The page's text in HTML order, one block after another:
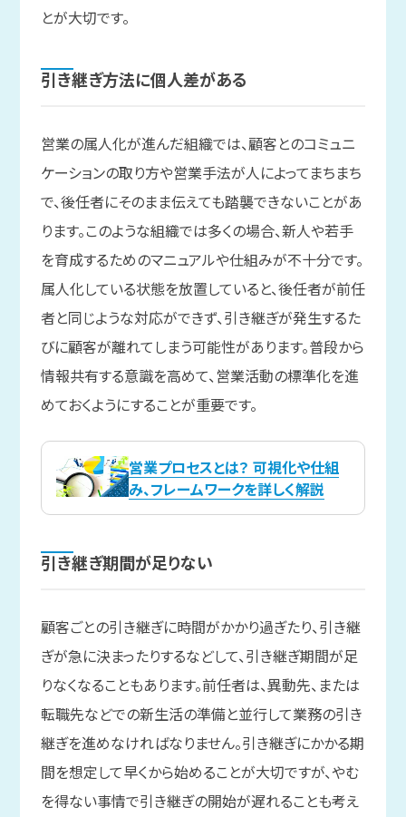
とが大切です。
引き継ぎ方法に個人差がある
営業の属人化が進んだ組織では、顧客とのコミュニ
ケーションの取り方や営業手法が人によってまちまち
で、後任者にそのまま伝えても踏襲できないことがあ
ります。このような組織では多くの場合、新人や若手
を育成するためのマニュアルや仕組みが不十分です。
属人化している状態を放置していると、後任者が前任
者と同じような対応ができず、引き継ぎが発生するた
びに顧客が離れてしまう可能性があります。普段から
情報共有する意識を高めて、営業活動の標準化を進
めておくようにすることが重要です。
営業プロセスとは？ 可視化や仕組
み、フレームワークを詳しく解説
引き継ぎ期間が足りない
顧客ごとの引き継ぎに時間がかかり過ぎたり、引き継
ぎが急に決まったりするなどして、引き継ぎ期間が足
りなくなることもあります。前任者は、異動先、または
転職先などでの新生活の準備と並行して業務の引き
継ぎを進めなければなりません。引き継ぎにかかる期
間を想定して早くから始めることが大切ですが、やむ
を得ない事情で引き継ぎの開始が遅れることも考え